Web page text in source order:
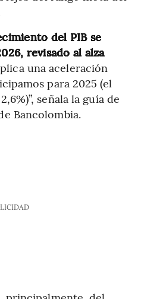
del PIB se
revisado al alza
una aceleración
para 2025 (el
señala la guía de
Bancolombia.